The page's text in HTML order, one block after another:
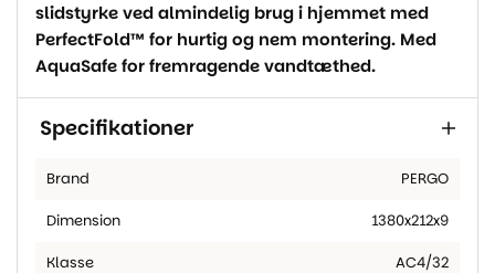
slidstyrke ved almindelig brug i hjemmet med
PerfectFold™ for hurtig og nem montering. Med
AquaSafe for fremragende vandtæthed.
Specifikationer
Brand PERGO
Dimension 1380x212x9
Klasse AC4/32